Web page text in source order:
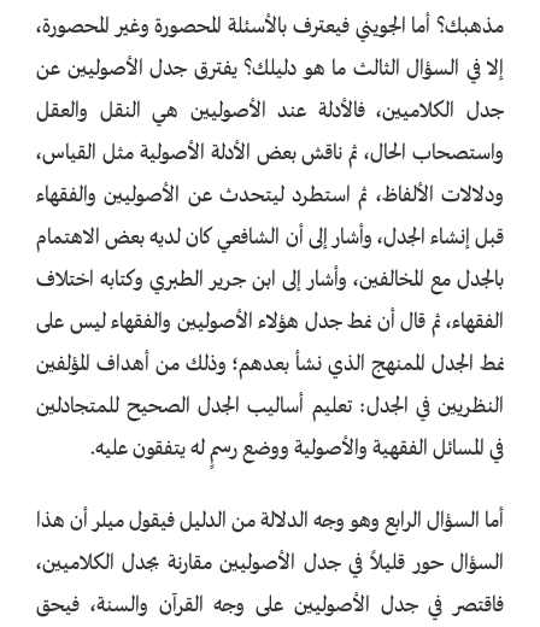
مذهبك؟ أما الجويني فيعترف بالأسئلة المحصورة وغير المحصورة،
إلا في السؤال الثالث ما هو دليلك؟ يفترق جدل الأصوليين عن
جدل الكلاميين، فالأدلة عند الأصوليين هي النقل والعقل
واستصحاب الحال، ثم ناقش بعض الأدلة الأصولية مثل القياس،
ودلالات الألفاظ، ثم استطرد ليتحدث عن الأصوليين والفقهاء
قبل إنشاء الجدل، وأشار إلى أن الشافعي كان لديه بعض الاهتمام
بالجدل مع المخالفين، وأشار إلى ابن جرير الطبري وكتابه اختلاف
الفقهاء، ثم قال أن نمط جدل هؤلاء الأصوليين والفقهاء ليس على
نمط الجدل الممنهج الذي نشأ بعدهم؛ وذلك من أهداف المؤلفين
النظريين في الجدل: تعليم أساليب الجدل الصحيح للمتجادلين
في المسائل الفقهية والأصولية ووضع رسمٍ له يتفقون عليه.
أما السؤال الرابع وهو وجه الدلالة من الدليل فيقول ميلر أن هذا
السؤال حور قليلاً في جدل الأصوليين مقارنة بجدل الكلاميين،
فاقتصر في جدل الأصوليين على وجه القرآن والسنة، فيحق